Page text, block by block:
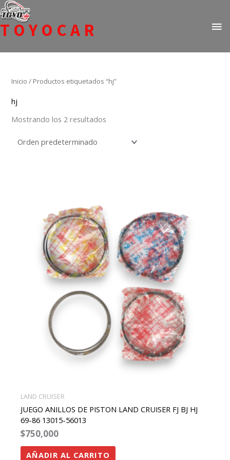
Ir
al
contenido
TOYOCAR
Inicio / Productos etiquetados “hj”
hj
Mostrando los 2 resultados
LAND CRUISER
JUEGO ANILLOS DE PISTON LAND CRUISER FJ BJ HJ
69-86 13015-56013
$750,000
AÑADIR AL CARRITO